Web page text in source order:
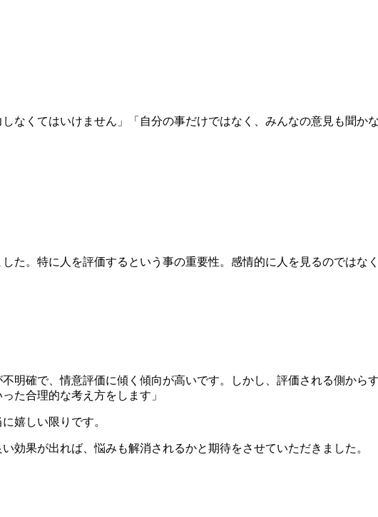
なくてはいけません」「自分の事だけではなく、みんなの意見も聞か
た。特に人を評価するという事の重要性。感情的に人を見るのではな
明確で、情意評価に傾く傾向が高いです。しかし、評価される側から
た合理的な考え方をします」
嬉しい限りです。
効果が出れば、悩みも解消されるかと期待をさせていただきました。